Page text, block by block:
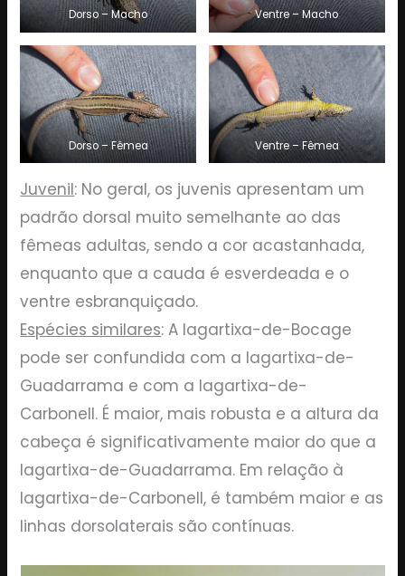
Dorso – Macho Ventre – Macho
Dorso – Fêmea Ventre – Fêmea
Juvenil: No geral, os juvenis apresentam um
padrão dorsal muito semelhante ao das
fêmeas adultas, sendo a cor acastanhada,
enquanto que a cauda é esverdeada e o
ventre esbranquiçado.
Espécies similares: A lagartixa-de-Bocage
pode ser confundida com a lagartixa-de-
Guadarrama e com a lagartixa-de-
Carbonell. É maior, mais robusta e a altura da
cabeça é significativamente maior do que a
lagartixa-de-Guadarrama. Em relação à
lagartixa-de-Carbonell, é também maior e as
linhas dorsolaterais são contínuas.